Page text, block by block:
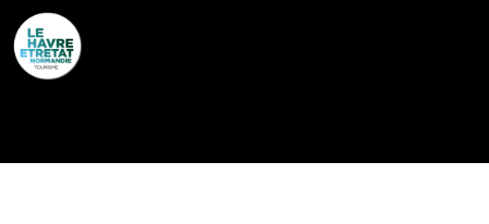
Cookies management panel